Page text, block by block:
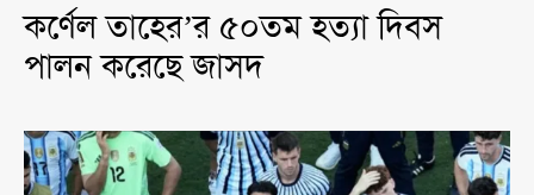
কর্ণেল তাহের’র ৫০তম হত্যা দিবস
পালন করেছে জাসদ